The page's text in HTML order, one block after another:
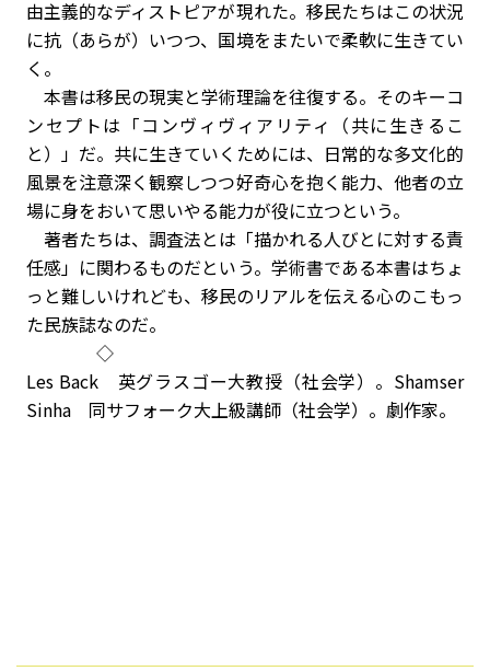
由主義的なディストピアが現れた。移民たちはこの状況
に抗（あらが）いつつ、国境をまたいで柔軟に生きてい
く。
本書は移民の現実と学術理論を往復する。そのキーコ
ンセプトは「コンヴィヴィアリティ（共に生きるこ
と）」だ。共に生きていくためには、日常的な多文化的
風景を注意深く観察しつつ好奇心を抱く能力、他者の立
場に身をおいて思いやる能力が役に立つという。
著者たちは、調査法とは「描かれる人びとに対する責
任感」に関わるものだという。学術書である本書はちょ
っと難しいけれども、移民のリアルを伝える心のこもっ
た民族誌なのだ。
◇
Les Back 英グラスゴー大教授（社会学）。Shamser
Sinha 同サフォーク大上級講師（社会学）。劇作家。